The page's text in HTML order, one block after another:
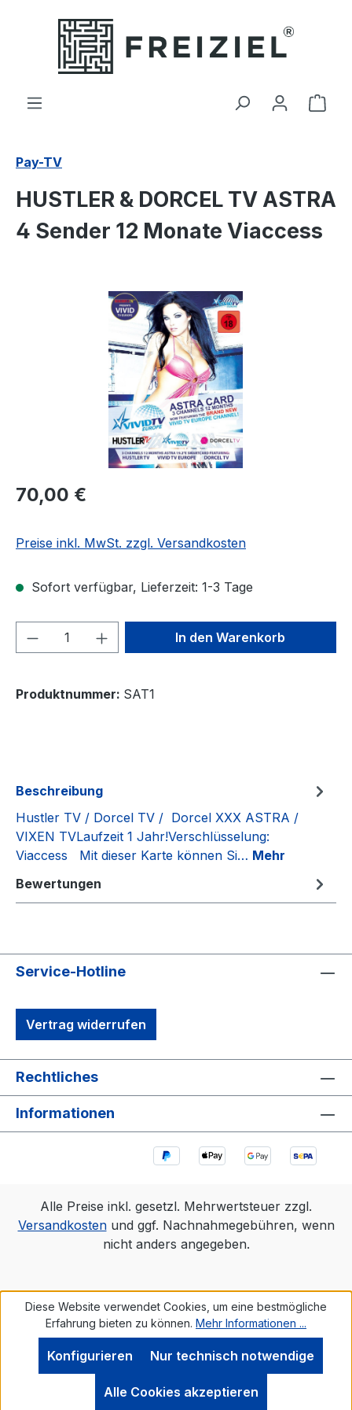
Zum Hauptinhalt springen
Pay-TV
HUSTLER & DORCEL TV ASTRA
4 Sender 12 Monate Viaccess
Regulärer Preis:
70,00 €
Preise inkl. MwSt. zzgl. Versandkosten
Sofort verfügbar, Lieferzeit: 1-3 Tage
Produkt Anzahl: Gib denIn den Warenkorb
Produktnummer: SAT1
Beschreibung
Hustler TV / Dorcel TV / Dorcel XXX ASTRA /
VIXEN TVLaufzeit 1 Jahr!Verschlüsselung:
Viaccess Mit dieser Karte können Si… Mehr
Bewertungen
Service-Hotline
Vertrag widerrufen
Rechtliches
Informationen
Alle Preise inkl. gesetzl. Mehrwertsteuer zzgl.
Versandkostenund ggf. Nachnahmegebühren, wenn
nicht anders angegeben.
Werkzeugleiste anzeigen
Diese Website verwendet Cookies, um eine bestmögliche
Erfahrung bieten zu können. Mehr Informationen ...
Nur technisch notwendige
Konfigurieren
Alle Cookies akzeptieren